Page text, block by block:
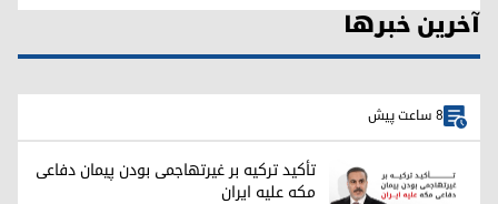
آخرین خبرها
8 ساعت پیش
تأکید ترکیه بر غیرتهاجمی بودن پیمان دفاعی
مکه علیه ایران